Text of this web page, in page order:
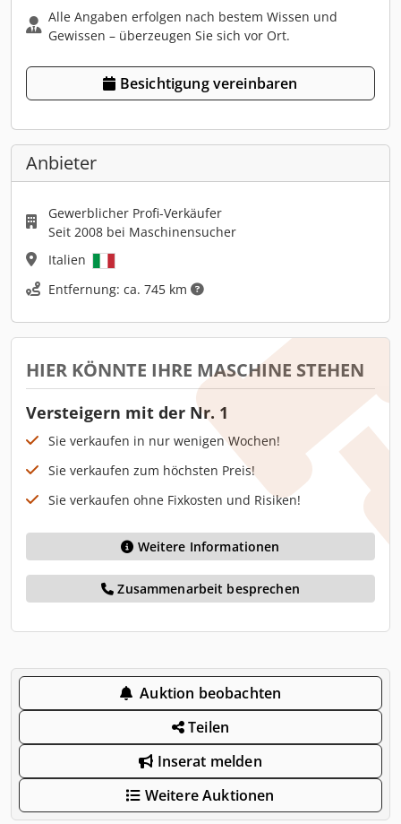
Alle Angaben erfolgen nach bestem Wissen und
Gewissen – überzeugen Sie sich vor Ort.
Besichtigung vereinbaren
Anbieter
Gewerblicher Profi-Verkäufer
Seit 2008 bei Maschinensucher
Italien
Entfernung: ca. 745 km
HIER KÖNNTE IHRE MASCHINE STEHEN
Versteigern mit der Nr. 1
Sie verkaufen in nur wenigen Wochen!
Sie verkaufen zum höchsten Preis!
Sie verkaufen ohne Fixkosten und Risiken!
Weitere Informationen
Zusammenarbeit besprechen
Auktion beobachten
Teilen
Inserat melden
Weitere Auktionen